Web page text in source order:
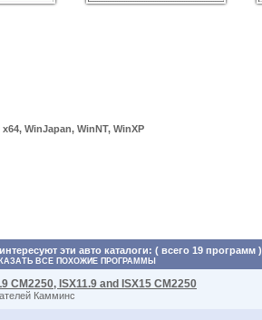
WinJapan, WinNT, WinXP
эти авто каталоги: ( всего 19 программ )
ВСЕ ПОХОЖИЕ ПРОГРАММЫ
CM2250, ISX11.9 and ISX15 CM2250
Камминс